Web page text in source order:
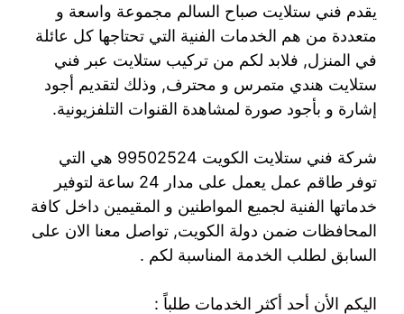
يقدم فني ستلايت صباح السالم مجموعة واسعة و
متعددة من هم الخدمات الفنية التي تحتاجها كل عائلة
في المنزل, فلابد لكم من تركيب ستلايت عبر فني
ستلايت هندي متمرس و محترف, وذلك لتقديم أجود
إشارة و بأجود صورة لمشاهدة القنوات التلفزيونية.
شركة فني ستلايت الكويت 99502524 هي التي
توفر طاقم عمل يعمل على مدار 24 ساعة لتوفير
خدماتها الفنية لجميع المواطنين و المقيمين داخل كافة
المحافظات ضمن دولة الكويت, تواصل معنا الان على
السابق لطلب الخدمة المناسبة لكم .
اليكم الأن أحد أكثر الخدمات طلباً :